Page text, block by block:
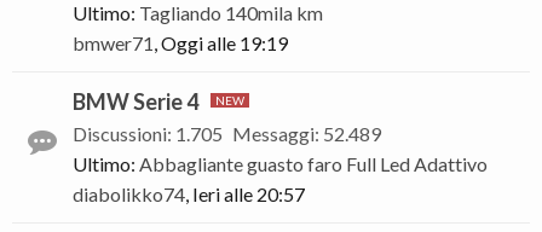
Ultimo: Tagliando 140mila km
bmwer71,Oggi alle 19:19
BMW Serie 4
Discussioni: 1.705 Messaggi: 52.489
Ultimo: Abbagliante guasto faro Full Led Adattivo
diabolikko74, Ieri alle 20:57